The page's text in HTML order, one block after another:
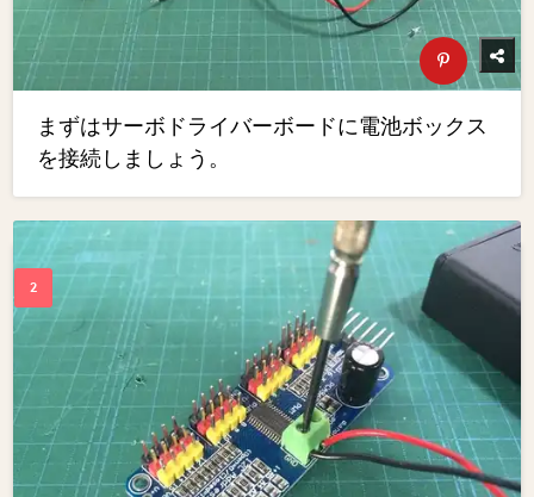
まずはサーボドライバーボードに電池ボックス
を接続しましょう。